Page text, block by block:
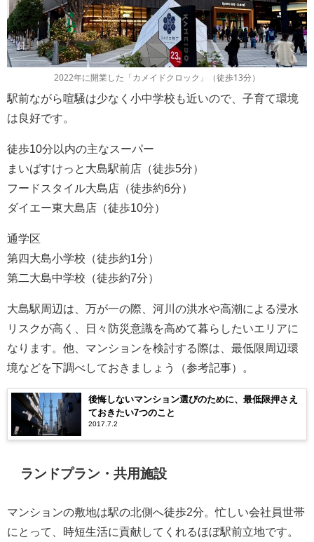
2022年に開業した「カメイドクロック」（徒歩13分）
駅前ながら喧騒は少なく小中学校も近いので、子育て環境
は良好です。
徒歩10分以内の主なスーパー
まいばすけっと大島駅前店（徒歩5分）
フードスタイル大島店（徒歩約6分）
ダイエー東大島店（徒歩10分）
通学区
第四大島小学校（徒歩約1分）
第二大島中学校（徒歩約7分）
大島駅周辺は、万が一の際、河川の洪水や高潮による浸水
リスクが高く、日々防災意識を高めて暮らしたいエリアに
なります。他、マンションを検討する際は、最低限周辺環
境などを下調べしておきましょう（参考記事）。
後悔しないマンション選びのために、最低限押さえ
ておきたい7つのこと
2017.7.2
ランドプラン・共用施設
マンションの敷地は駅の北側へ徒歩2分。忙しい会社員世帯
にとって、時短生活に貢献してくれるほぼ駅前立地です。